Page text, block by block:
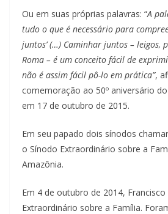
Ou em suas próprias palavras: “A
tudo o que é necessário para
juntos’ (…) Caminhar juntos – leigos,
Roma – é um conceito fácil de
não é assim fácil pô-lo em prática”,
comemoração ao 50º aniversário
em 17 de outubro de 2015.
Em seu papado dois sínodos
o Sínodo Extraordinário sobre a
Amazônia.
Em 4 de outubro de 2014,
Extraordinário sobre a Família.